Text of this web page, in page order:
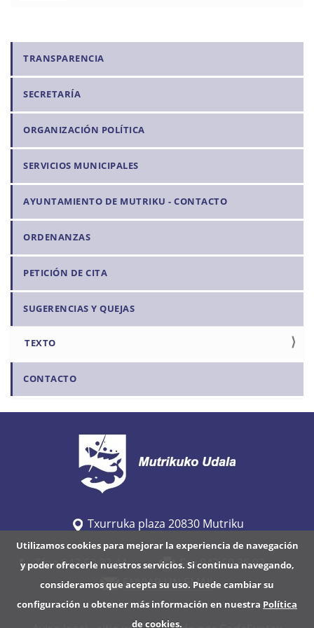
Utilizamos cookies para mejorar la experiencia de navegación
y poder ofrecerle nuestros servicios. Si continua navegando,
consideramos que acepta su uso. Puede cambiar su
configuración u obtener más información en nuestra Política
de cookies.
N
a
v
e
g
a
ó
n
TRANSPARENCIA
SECRETARÍA
ORGANIZACIÓN POLÍTICA
SERVICIOS MUNICIPALES
AYUNTAMIENTO DE MUTRIKU - CONTACTO
ORDENANZAS
PETICIÓN DE CITA
SUGERENCIAS Y QUEJAS
TEXTO
CONTACTO
Txurruka plaza 20830 Mutriku
Tfno 943 60 32 44
Fax 943 60 36 92
ENVIAR UN EMAIL